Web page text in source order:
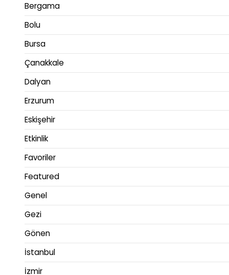
Bergama
Bolu
Bursa
Çanakkale
Dalyan
Erzurum
Eskişehir
Etkinlik
Favoriler
Featured
Genel
Gezi
Gönen
İstanbul
İzmir